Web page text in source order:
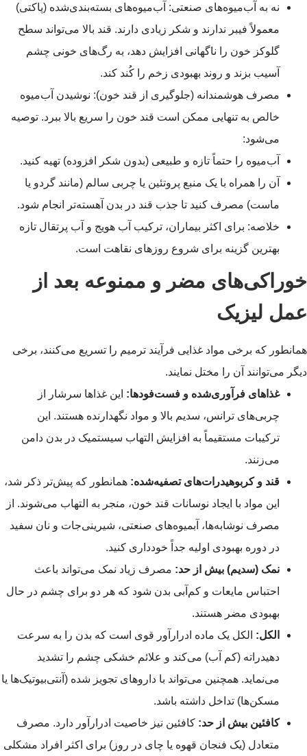
نه به آب‌میوه‌های صنعتی: آب‌میوه‌های بسته‌بندی‌شده (پاکتی)
معمولاً فیبر ندارند و شکر زیادی دارند. قند بالا می‌تواند سطح
گلوکز خون را ناگهانی افزایش دهد، به رگ‌های خونی چشم
آسیب بزند و روند بهبودی زخم را کُند کند.
مصرف هوشمندانه (جلوگیری از قند خون): نوشیدن آب‌میوه
خالص به تنهایی ممکن است قند خون را سریع بالا ببرد. توصیه
می‌شود:
آب‌میوه را حتماً تازه و طبیعی (بدون شکر افزوده) تهیه کنید.
آن را همراه با یک منبع پروتئین یا چربی سالم (مانند گردو یا
ماست) مصرف کنید تا جذب قند در بدن آهسته‌تر انجام شود.
خلاصه: برای اکثر بیماران، ترکیب آب هویج و آب پرتقال تازه
بهترین گزینه برای شروع روزهای نقاهت است.
خوراکی‌های مضر و ممنوعه بعد از
عمل لیزیک
همانطور که برخی مواد غذایی فرآیند ترمیم را تسریع می‌کنند، برخی
دیگر می‌توانند آن را مختل نمایند.
غذاهای فرآوری‌شده و فست‌فودها: این غذاها سرشار از
چربی‌های ترانس، سدیم بالا و مواد نگهدارنده هستند. این
ترکیبات مستقیماً به افزایش التهاب سیستمیک در بدن دامن
می‌زنند.
قند و کربوهیدرات‌های تصفیه‌شده: همانطور که پیش‌تر ذکر شد،
این مواد با ایجاد نوسانات قند خون، منجر به التهاب می‌شوند. از
مصرف نوشابه‌ها، آبمیوه‌های صنعتی، شیرینی‌جات و نان سفید
در دوره بهبودی اولیه جداً خودداری کنید.
نمک (سدیم) بیش از حد: مصرف زیاد نمک می‌تواند باعث
احتباس مایعات و کم‌آبی بدن شود که هر دو برای چشم در حال
بهبودی مضر هستند.
الکل: الکل یک ماده ادرارآور قوی است که بدن را به سرعت
دهیدراته (کم‌ آب) می‌کند و علائم خشکی چشم را تشدید
می‌نماید. همچنین می‌تواند با داروهای تجویز شده (آنتی‌بیوتیک‌ها یا
مسکن‌ها) تداخل داشته باشد.
کافئین بیش از حد: کافئین نیز خاصیت ادرارآور دارد. مصرف
متعادل (یک فنجان قهوه یا چای در روز) برای اکثر افراد مشکلی